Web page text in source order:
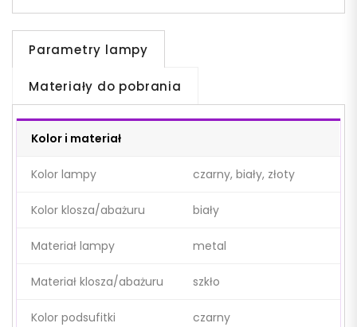
Parametry lampy
Materiały do pobrania
Kolor i materiał
Kolor lampy czarny, biały, złoty
Kolor klosza/abażuru biały
Materiał lampy metal
Materiał klosza/abażuru szkło
Kolor podsufitki czarny